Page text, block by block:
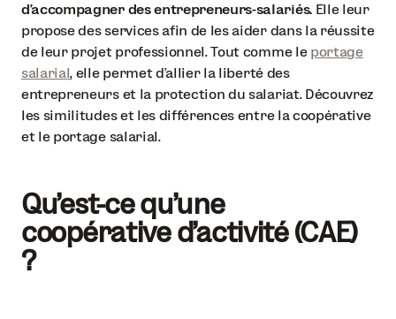
d’accompagner des entrepreneurs-salariés.Elle leur
propose des services afin de les aider dans la réussite
de leur projet professionnel. Tout comme le portage
salarial, elle permet d’allier la liberté des
entrepreneurs et la protection du salariat. Découvrez
les similitudes et les différences entre la coopérative
et le portage salarial.
Qu’est-ce qu’une
coopérative d’activité (CAE)
?